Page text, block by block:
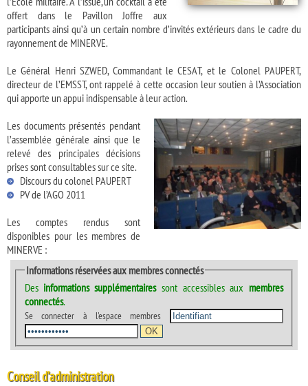
offert dans le Pavillon Joffre aux
participants ainsi qu’à un certain nombre d’invités extérieurs dans le cadre du
rayonnement de MINERVE.
Le Général Henri SZWED, Commandant le CESAT, et le Colonel PAUPERT,
directeur de l’EMSST, ont rappelé à cette occasion leur soutien à l’Association
qui apporte un appui indispensable à leur action.
Les documents présentés pendant
l’assemblée générale ainsi que le
relevé des principales décisions
prises sont consultables sur ce site.
Discours du colonel PAUPERT
PV de l’AGO 2011
Les comptes rendus sont
disponibles pour les membres de
MINERVE :
Informations réservées aux membres connectés
Des informations supplémentairessont accessibles aux membres
connectés.
Se connecter à l'espace membres
Conseil d’administration